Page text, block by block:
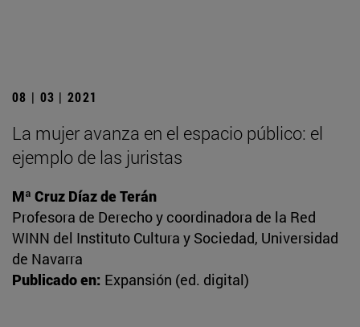
08 | 03 | 2021
La mujer avanza en el espacio público: el
ejemplo de las juristas
Mª Cruz Díaz de Terán
Profesora de Derecho y coordinadora de la Red
WINN del Instituto Cultura y Sociedad, Universidad
de Navarra
Publicado en: Expansión (ed. digital)